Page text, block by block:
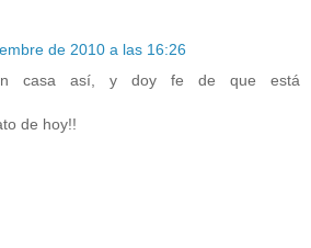
de 2010 a las 16:26
casa así, y doy fe de que está
de hoy!!